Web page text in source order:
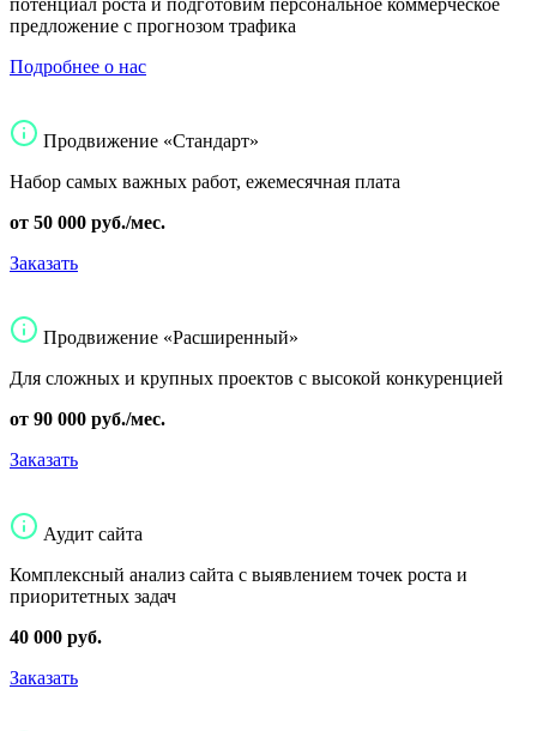
потенциал роста и подготовим персональное коммерческое
предложение с прогнозом трафика
Подробнее о нас
Продвижение «Стандарт»
Набор самых важных работ, ежемесячная плата
от 50 000 руб./мес.
Заказать
Продвижение «Расширенный»
Для сложных и крупных проектов с высокой конкуренцией
от 90 000 руб./мес.
Заказать
Аудит сайта
Комплексный анализ сайта с выявлением точек роста и
приоритетных задач
40 000 руб.
Заказать